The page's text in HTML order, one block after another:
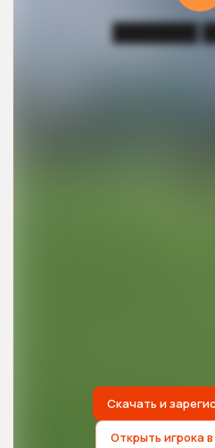
███████
Скачать и
Открыть игрока